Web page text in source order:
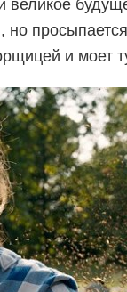
великое
и моет